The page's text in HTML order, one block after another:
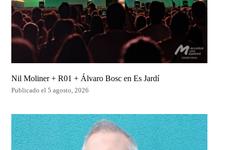
Nil Moliner + R01 + Álvaro Bosc en Es Jardí
Publicado el 5 agosto, 2026